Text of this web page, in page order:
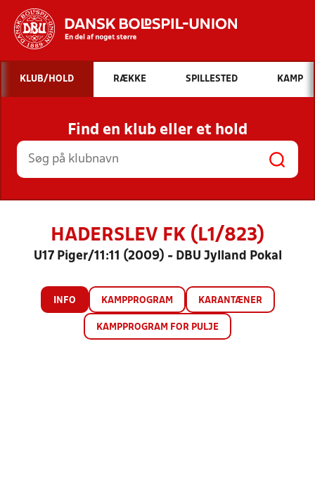
Hvad vil du søge efter?
INDHOLD OG NYHEDER
STILLINGER, RESULTATER, KLUBBER OG
HOLD
KLUB/HOLD RÆKKE SPILLESTED KAMP
Find en klub eller et hold
HADERSLEV FK (L1/823)
U17 Piger/11:11 (2009) - DBU Jylland Pokal
INFO KAMPPROGRAM KARANTÆNER
KAMPPROGRAM FOR PULJE